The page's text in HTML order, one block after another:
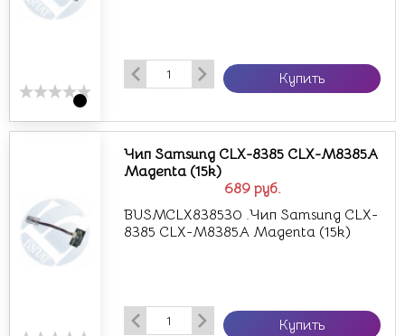
Купить
689 руб.
Чип Samsung CLX-8385 CLX-M8385A
Magenta (15k)
BUSMCLX838530 .Чип Samsung CLX-
8385 CLX-M8385A Magenta (15k)
Купить